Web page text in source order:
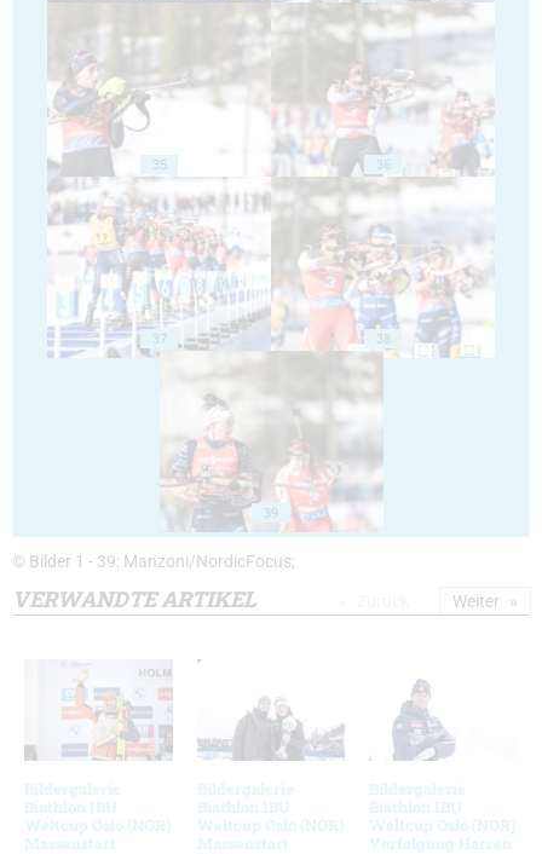
35 36
37 38
39
© Bilder 1 - 39: Manzoni/NordicFocus;
VERWANDTE ARTIKEL
Bildergalerie
Biathlon IBU
Weltcup Oslo (NOR)
Massenstart
Bildergalerie
Biathlon IBU
Weltcup Oslo (NOR)
Massenstart
Bildergalerie
Biathlon IBU
Weltcup Oslo (NOR)
Verfolgung Herren
Weiter